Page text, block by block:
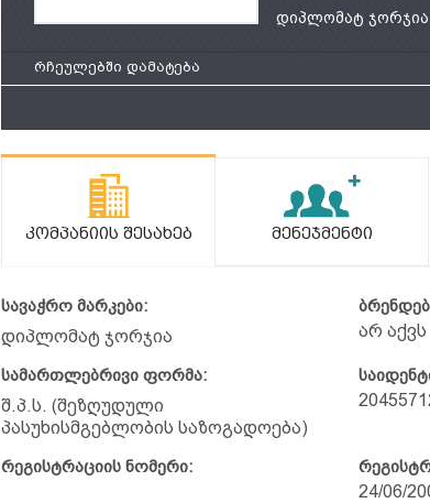
დიპლომატ ჯორჯია
რჩეულებში დამატება
Კომპანიის Შესახებ Მენეჯმენტი
სავაჭრო მარკები:
დიპლომატ ჯორჯია არ აქვს
სამართლებრივი ფორმა:
შ.პ.ს. (შეზღუდული
პასუხისმგებლობის საზოგადოება)
რეგისტრაციის ნომერი:
24/06/